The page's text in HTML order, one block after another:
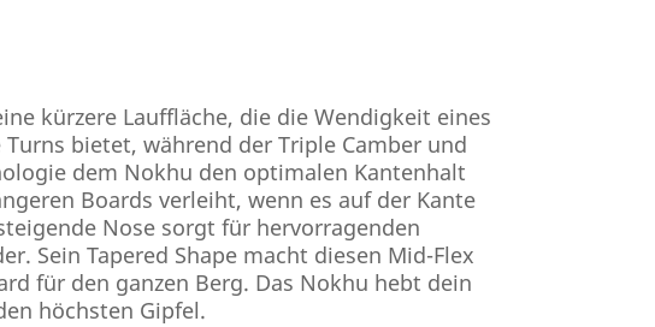
kürzere Lauffläche, die die Wendigkeit eines
bietet, während der Triple Camber und
dem Nokhu den optimalen Kantenhalt
Boards verleiht, wenn es auf der Kante
Nose sorgt für hervorragenden
Sein Tapered Shape macht diesen Mid-Flex
für den ganzen Berg. Das Nokhu hebt dein
höchsten Gipfel.